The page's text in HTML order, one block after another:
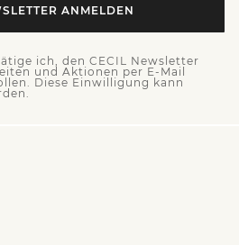
ANMELDEN
ich, den CECIL Newsletter
und Aktionen per E-Mail
Diese Einwilligung kann